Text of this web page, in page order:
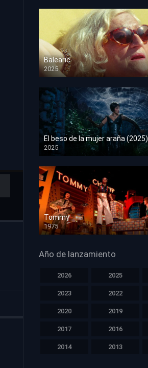
Balearic
2025
HD 1080p
El beso de la mujer araña (2025)
2025
HD 1080p
Tommy
1975
HD 1080p
Año de lanzamiento
2026 2025
2023 2022
2020 2019
2017 2016
2014 2013